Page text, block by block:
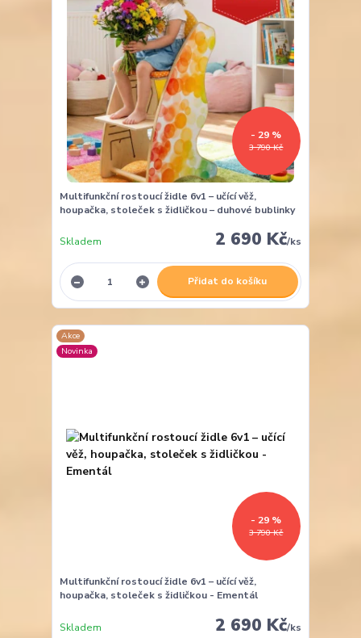
3 790 Kč
- 29 %
Multifunkční rostoucí židle 6v1 – učící věž,
houpačka, stoleček s židličkou – duhové bublinky
2 690 Kč/ks
Skladem
Přidat do košíku
Akce
Novinka
3 790 Kč
- 29 %
Multifunkční rostoucí židle 6v1 – učící věž,
houpačka, stoleček s židličkou - Ementál
2 690 Kč/ks
Skladem